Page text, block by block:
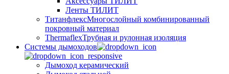
Ленты ТИЛИТ
ТитанфлексМногослойный комбинированный
покровный материал
ThermaflexТрубная и рулонная изоляция
Cистемы дымоходов
Дымоход керамический